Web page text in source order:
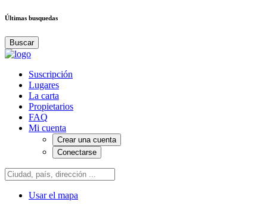
Últimas busquedas
Buscar
Suscripción
Lugares
La carta
Propietarios
FAQ
Mi cuenta
Crear una cuenta
Conectarse
Usar el mapa